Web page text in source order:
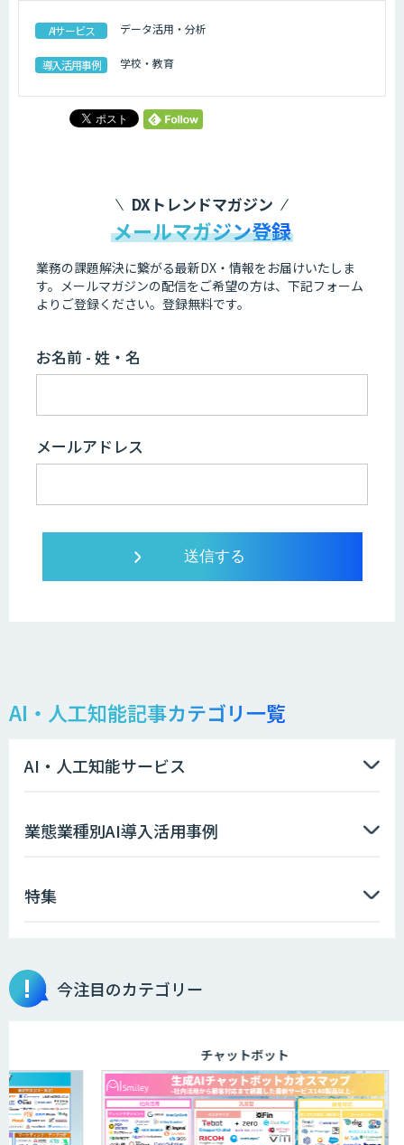
AIサービス データ活用・分析
導入活用事例 学校・教育
DXトレンドマガジン
メールマガジン登録
業務の課題解決に繋がる最新DX・情報をお届けいたしま
す。 メールマガジンの配信をご希望の方は、下記フォーム
よりご登録ください。登録無料です。
お名前 - 姓・名
メールアドレス
AI・人工知能記事カテゴリ一覧
AI・人工知能サービス
業態業種別AI導入活用事例
特集
今注目のカテゴリー
チャットボット